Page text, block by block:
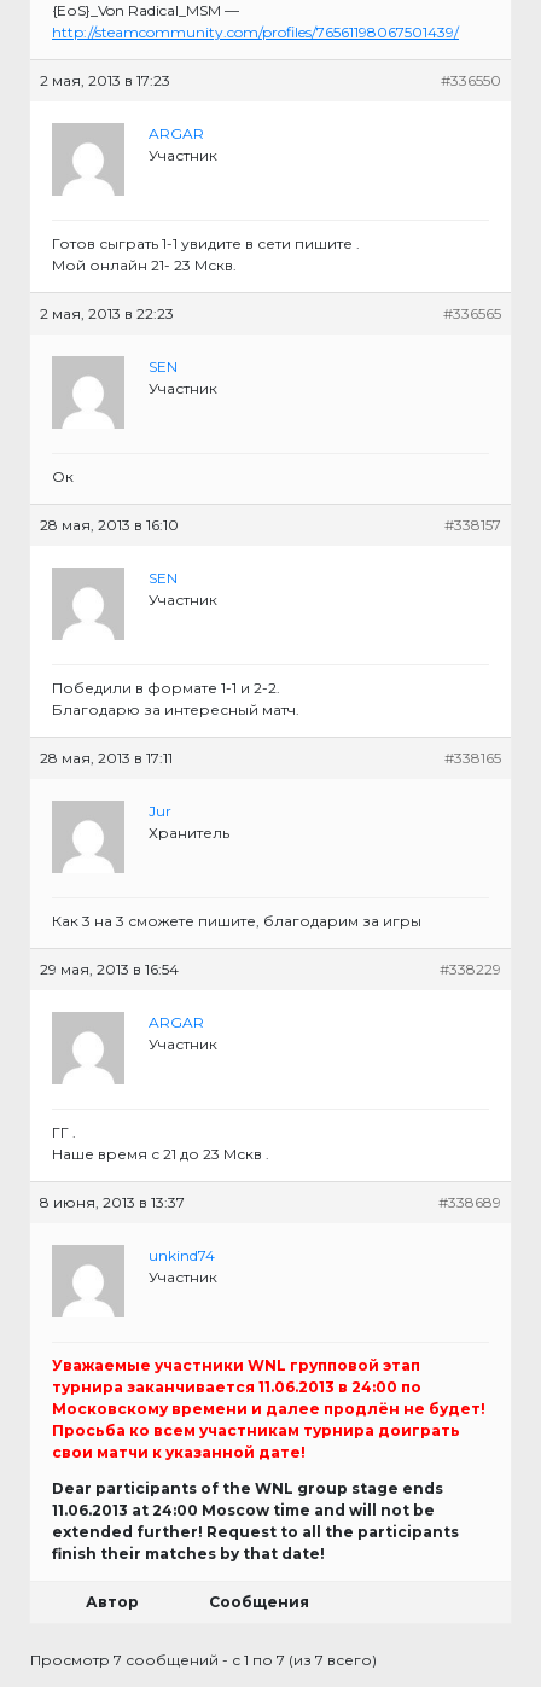
{EоS}_Von Radical_MSM —
http://steamcommunity.com/profiles/76561198067501439/
2 мая, 2013 в 17:23 #336550
ARGAR
Участник
Готов сыграть 1-1 увидите в сети пишите .
Мой онлайн 21- 23 Мскв.
2 мая, 2013 в 22:23 #336565
SEN
Участник
Ок
28 мая, 2013 в 16:10 #338157
SEN
Участник
Победили в формате 1-1 и 2-2.
Благодарю за интересный матч.
28 мая, 2013 в 17:11 #338165
Jur
Хранитель
Как 3 на 3 сможете пишите, благодарим за игры
29 мая, 2013 в 16:54 #338229
ARGAR
Участник
ГГ .
Наше время с 21 до 23 Мскв .
8 июня, 2013 в 13:37 #338689
unkind74
Участник
Уважаемые участники WNL групповой этап
турнира заканчивается 11.06.2013 в 24:00 по
Московскому времени и далее продлён не будет!
Просьба ко всем участникам турнира доиграть
свои матчи к указанной дате!
Dear participants of the WNL group stage ends
11.06.2013 at 24:00 Moscow time and will not be
extended further! Request to all the participants
finish their matches by that date!
Автор Сообщения
Просмотр 7 сообщений - с 1 по 7 (из 7 всего)